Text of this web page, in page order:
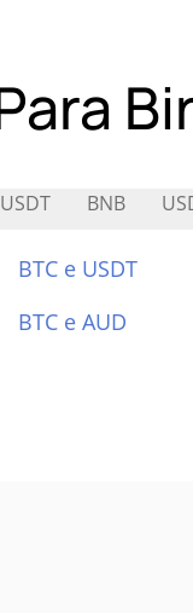
USDT BNB
BTC e USDT
BTC e AUD